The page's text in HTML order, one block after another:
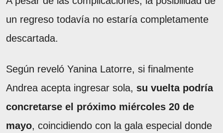
un regreso todavía no estaría completamente
descartada.
Según reveló Yanina Latorre, si finalmente
Andrea acepta ingresar sola, su vuelta podría
concretarse el próximo miércoles 20 de
mayo, coincidiendo con la gala especial donde